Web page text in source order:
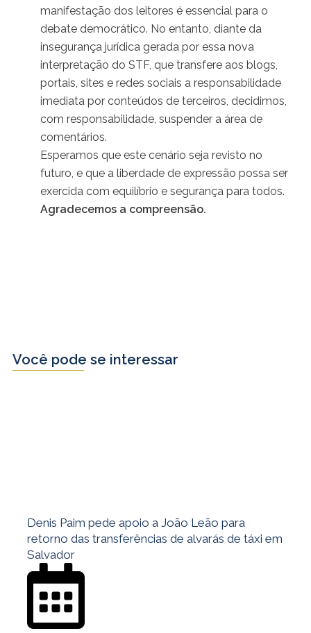
manifestação dos leitores é essencial para o
debate democrático. No entanto, diante da
insegurança jurídica gerada por essa nova
interpretação do STF, que transfere aos blogs,
portais, sites e redes sociais a responsabilidade
imediata por conteúdos de terceiros, decidimos,
com responsabilidade, suspender a área de
comentários.
Esperamos que este cenário seja revisto no
futuro, e que a liberdade de expressão possa ser
exercida com equilíbrio e segurança para todos.
Agradecemos a compreensão.
Você pode se interessar
Denis Paim pede apoio a João Leão para
retorno das transferências de alvarás de táxi em
Salvador